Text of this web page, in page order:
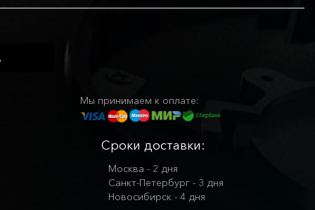
Мы принимаем к оплате:
Сроки доставки:
Москва - 2 дня
Санкт-Петербург - 3 дня
Новосибирск - 4 дня